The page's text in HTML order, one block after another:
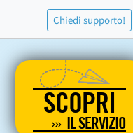
Chiedi supporto!
SCOPRI
IL SERVIZIO